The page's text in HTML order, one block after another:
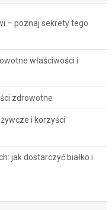
– poznaj sekrety tego
właściwości i
zdrowotne
i korzyści
jak dostarczyć białko i